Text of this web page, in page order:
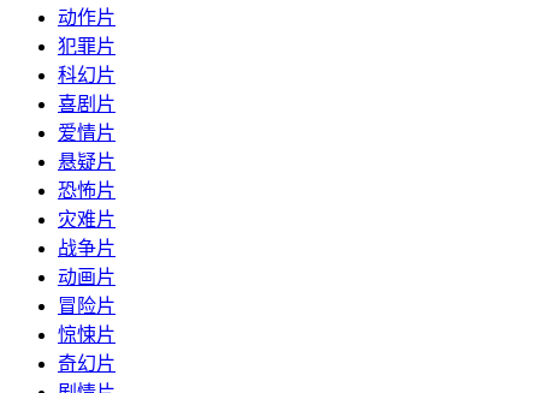
动作片
犯罪片
科幻片
喜剧片
爱情片
悬疑片
恐怖片
灾难片
战争片
动画片
冒险片
惊悚片
奇幻片